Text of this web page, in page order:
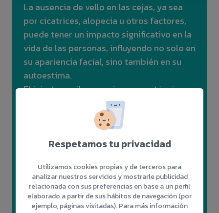
La ausencia de vello en las cejas, ya sea
por cicatrices, alopecia u otros factores,
puede tener un impacto significativo en la
vida de las personas, influyendo no solo en
su apariencia facial, sino también en su
autoestima.
El injerto capilar en cejas es una técnica
segura y efectiva que corrige áreas
despobladas o restaura la forma original
de las cejas. Mediante un procedimiento
quirúrgico mínimamente invasivo, se
obteniendo resultados tan naturales como
el vello original.
Respetamos tu privacidad
Utilizamos cookies propias y de terceros para
analizar nuestros servicios y mostrarle publicidad
relacionada con sus preferencias en base a un perfil
elaborado a partir de sus hábitos de navegación (por
ejemplo, páginas visitadas). Para más información